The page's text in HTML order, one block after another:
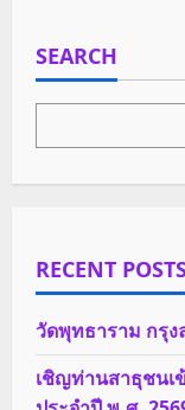
ใน
วิสา
ปี
SEARCH
RECENT
วัดพุทธาราม กรุ
เชิญท่านสาธุชนเ